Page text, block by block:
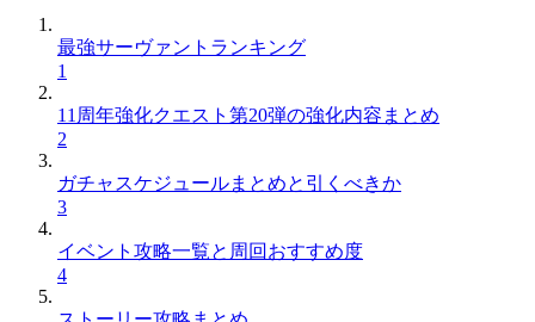
最強サーヴァントランキング
1
11周年強化クエスト第20弾の強化内容まとめ
2
ガチャスケジュールまとめと引くべきか
3
イベント攻略一覧と周回おすすめ度
4